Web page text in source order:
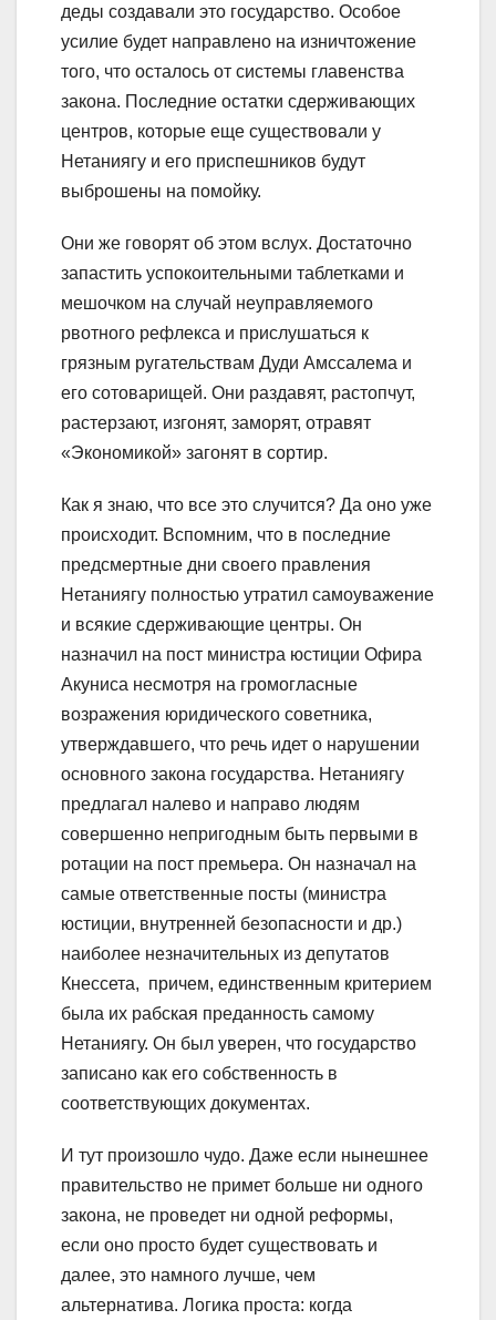
деды создавали это государство. Особое
усилие будет направлено на изничтожение
того, что осталось от системы главенства
закона. Последние остатки сдерживающих
центров, которые еще существовали у
Нетаниягу и его приспешников будут
выброшены на помойку.
Они же говорят об этом вслух. Достаточно
запастить успокоительными таблетками и
мешочком на случай неуправляемого
рвотного рефлекса и прислушаться к
грязным ругательствам Дуди Амссалема и
его сотоварищей. Они раздавят, растопчут,
растерзают, изгонят, заморят, отравят
«Экономикой» загонят в сортир.
Как я знаю, что все это случится? Да оно уже
происходит. Вспомним, что в последние
предсмертные дни своего правления
Нетаниягу полностью утратил самоуважение
и всякие сдерживающие центры. Он
назначил на пост министра юстиции Офира
Акуниса несмотря на громогласные
возражения юридического советника,
утверждавшего, что речь идет о нарушении
основного закона государства. Нетаниягу
предлагал налево и направо людям
совершенно непригодным быть первыми в
ротации на пост премьера. Он назначал на
самые ответственные посты (министра
юстиции, внутренней безопасности и др.)
наиболее незначительных из депутатов
Кнессета, причем, единственным критерием
была их рабская преданность самому
Нетаниягу. Он был уверен, что государство
записано как его собственность в
соответствующих документах.
И тут произошло чудо. Даже если нынешнее
правительство не примет больше ни одного
закона, не проведет ни одной реформы,
если оно просто будет существовать и
далее, это намного лучше, чем
альтернатива. Логика проста: когда